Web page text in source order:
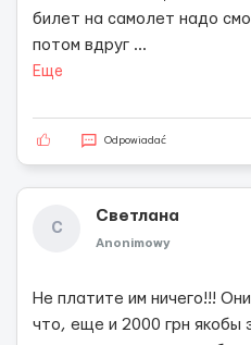
билет на самолет надо
потом вдруг ...
Еще
Odpowiadać
С
Светлана
Anonimowy
Не платите им ничего!!!
что, еще и 2000 грн якобы